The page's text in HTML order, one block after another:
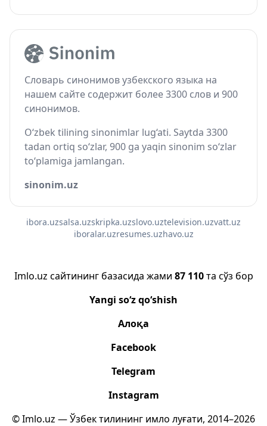
Словарь синонимов узбекского языка на
нашем сайте содержит более 3300 слов и 900
синонимов.
O‘zbek tilining sinonimlar lug‘ati. Saytda 3300
tadan ortiq so‘zlar, 900 ga yaqin sinonim so‘zlar
to‘plamiga jamlangan.
sinonim.uz
ibora.uzsalsa.uzskripka.uzslovo.uztelevision.uzvatt.uz
iboralar.uzresumes.uzhavo.uz
Imlo.uz сайтининг базасида жами 87 110та сўз бор
Yangi so‘z qo‘shish
Алоқа
Facebook
Telegram
Instagram
© Imlo.uz — Ўзбек тилининг имло луғати, 2014–2026